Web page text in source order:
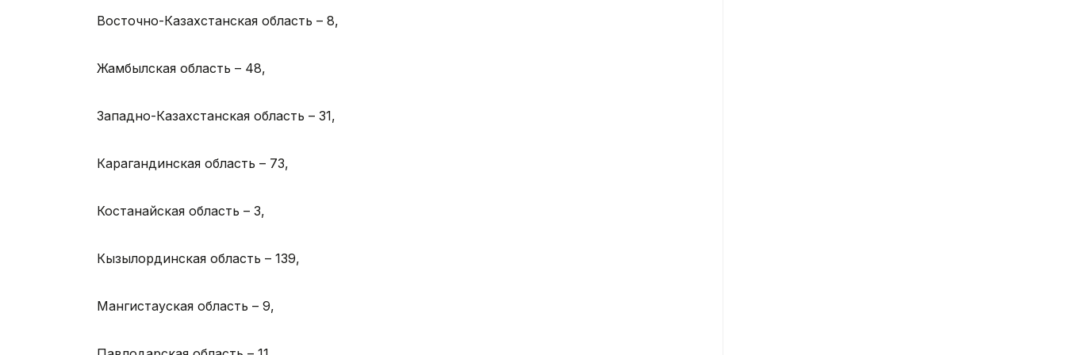
Восточно-Казахстанская область – 8,
Жамбылская область – 48,
Западно-Казахстанская область – 31,
Карагандинская область – 73,
Костанайская область – 3,
Кызылординская область – 139,
Мангистауская область – 9,